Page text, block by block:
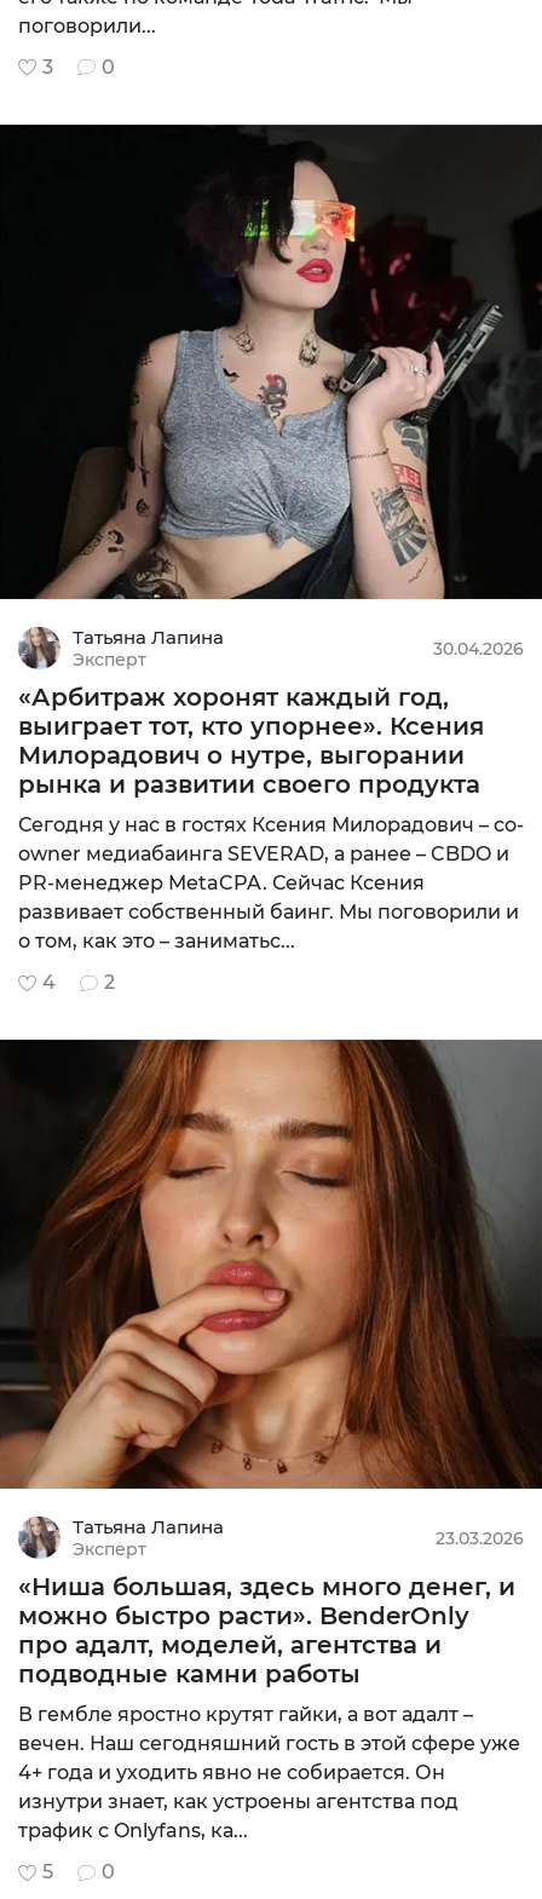
поговорили...
3
0
Татьяна Лапина
Эксперт
30.04.2026
«Арбитраж хоронят каждый год,
выиграет тот, кто упорнее». Ксения
Милорадович о нутре, выгорании
рынка и развитии своего продукта
Сегодня у нас в гостях Ксения Милорадович – co-
owner медиабаинга SEVERAD, а ранее – CBDO и
PR-менеджер MetaCPA. Сейчас Ксения
развивает собственный баинг. Мы поговорили и
о том, как это – заниматьс...
4
2
Татьяна Лапина
Эксперт
23.03.2026
«Ниша большая, здесь много денег, и
можно быстро расти». BenderOnly
про адалт, моделей, агентства и
подводные камни работы
В гембле яростно крутят гайки, а вот адалт –
вечен. Наш сегодняшний гость в этой сфере уже
4+ года и уходить явно не собирается. Он
изнутри знает, как устроены агентства под
трафик с Onlyfans, ка...
5
0